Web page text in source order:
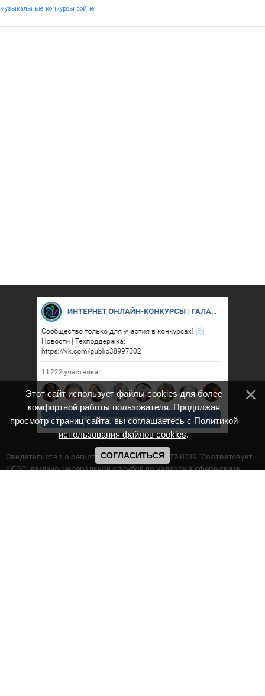
музыкальные конкурсы войне
Cвидетельство о регистрации СМИ ИА № ФС77-8039 "Соответсвует
ФГОС" выдано Федеральной службой по надзору в сфере связи,
Этот сайт использует файлы cookies для более
комфортной работы пользователя. Продолжая
просмотр страниц сайта, вы соглашаетесь с Политикой
использования файлов cookies.
СОГЛАСИТЬСЯ